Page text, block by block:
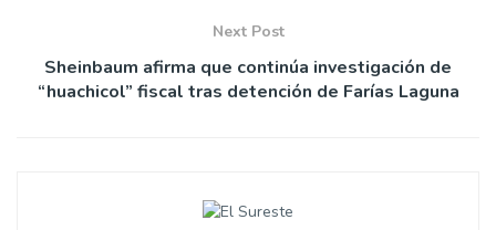
Next Post
Sheinbaum afirma que continúa investigación de
“huachicol” fiscal tras detención de Farías Laguna